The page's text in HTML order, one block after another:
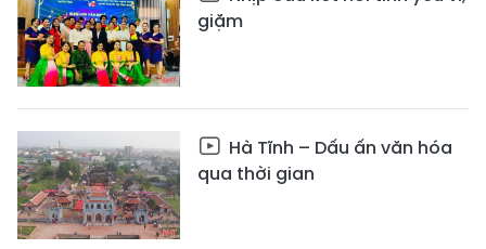
giặm
Hà Tĩnh – Dấu ấn văn hóa
qua thời gian